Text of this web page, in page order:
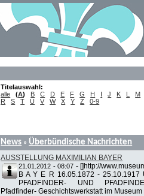
Titelauswahl:
alle
(A) B C D E F G H I J K L M
R
S T U V W X Y Z 0-9
News » Überbündische Nachrichten
AUSSTELLUNG MAXIMILIAN BAYER
21.01.2012 - 08:07 - []http://
B A Y E R 16.05.1872 - 25.10.1917
PFADFINDER- UND
Pfadfinder- Geschichtswerkstatt im Museum